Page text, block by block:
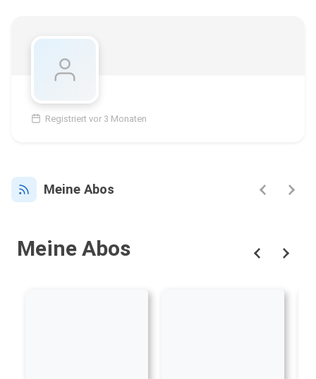
Registriert vor 3 Monaten
Meine Abos
Meine Abos